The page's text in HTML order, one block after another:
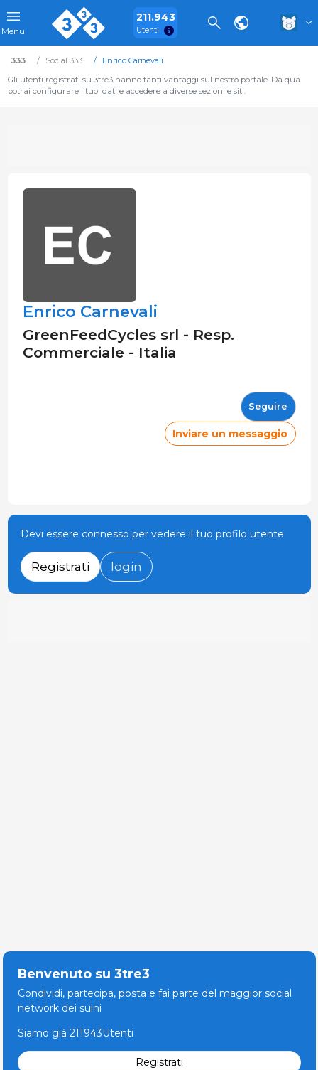
Menu
211.943
Utenti
333 Social 333
Enrico Carnevali
Gli utenti registrati su 3tre3 hanno tanti vantaggi sul nostro portale. Da qua
potrai configurare i tuoi dati e accedere a diverse sezioni e siti.
Enrico Carnevali
GreenFeedCycles srl - Resp.
Commerciale - Italia
Seguire
Inviare un messaggio
Devi essere connesso per vedere il tuo profilo utente
Registrati login
Benvenuto su 3tre3
Condividi, partecipa, posta e fai parte del maggior social
network dei suini
Siamo già 211943Utenti
Registrati